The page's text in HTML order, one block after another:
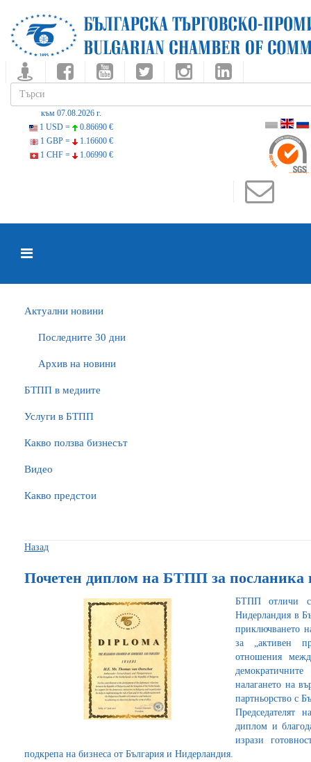
към 07.08.2026 г.
1 USD =
0.86690 €
1 GBP =
1.16600 €
1 CHF =
1.06990 €
Актуални новини
Последните 30 дни
Архив на новини
БTПП в медиите
Услуги в БТПП
Какво ползва бизнесът
Видео
Какво предстои
Назад
Почетен диплом на БТПП за посланика
БТПП отличи с
Нидерландия в
приключването
за „активен
отношения
налагането на
партньорство с
Председателят
диплом и
изрази
подкрепа на бизнеса от България и Нидерландия.